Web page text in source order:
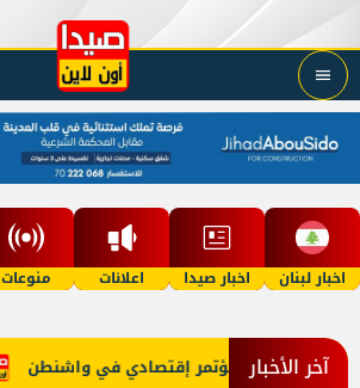
اخبار لبنان اخبار صيدا اعلانات منوعات
آخر الأخبار
في روما ومُؤتمر إقتصادي في واشنطن